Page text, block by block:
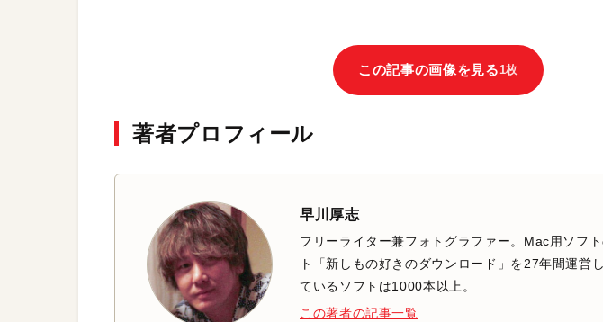
この記事の画像を見る 1枚
著者プロフィール
早川厚志
フリーライター兼フォトグラファー。Mac用ソフ
ト「新しもの好きのダウンロード」を27年間運営
ているソフトは1000本以上。
この著者の記事一覧